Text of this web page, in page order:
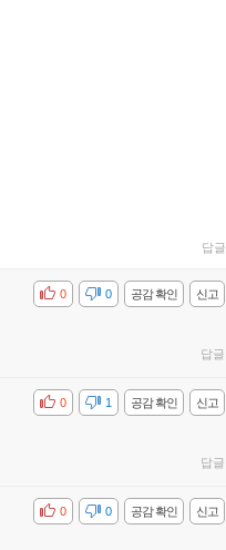
답글
신고
공감 확인
비공감 0
0
답글
신고
공감 확인
비공감 1
0
답글
신고
공감 확인
비공감 0
0